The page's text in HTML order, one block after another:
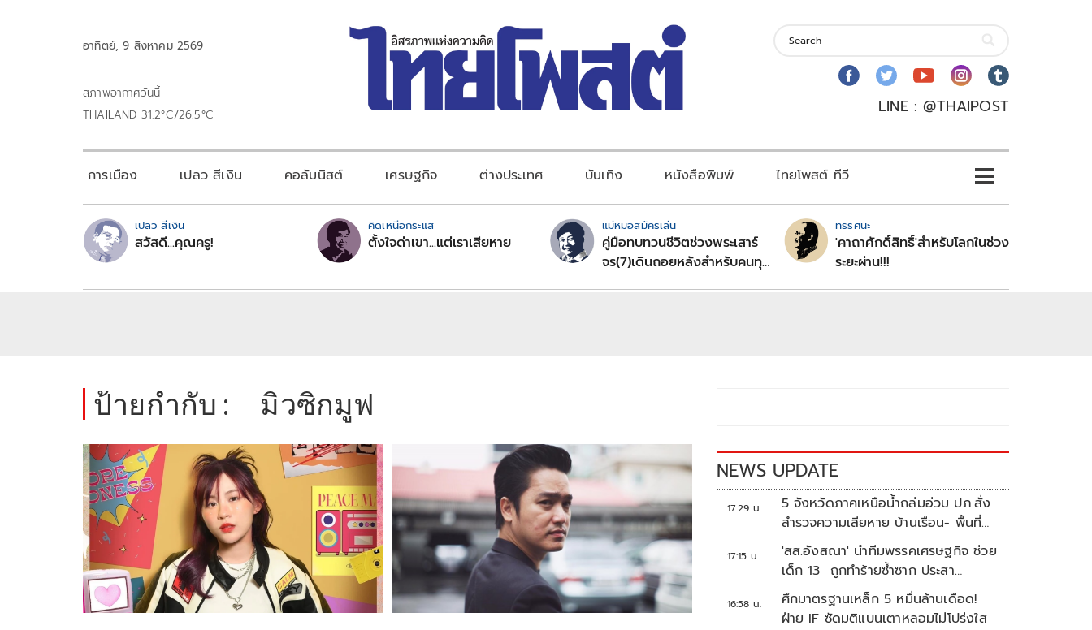
อาทิตย์, 9 สิงหาคม 2569
สภาพอากาศวันนี้
THAILAND 31.2°C/26.5°C
LINE : @THAIPOST
การเมือง เปลว สีเงิน คอลัมนิสต์ เศรษฐกิจ ต่างประเทศ บันเทิง หนังสือพิมพ์ ไทยโพสต์ ทีวี
เปลว สีเงิน
สวัสดี...คุณครู!
คิดเหนือกระแส
ตั้งใจด่าเขา...แต่เราเสียหาย
แม่หมอสมัครเล่น
คู่มือทบทวนชีวิตช่วงพระเสาร์
จร(7)เดินถอยหลังสำหรับคนทุก
ทรรศนะ
'คาถาศักดิ์สิทธิ์'สำหรับโลกในช่วง
ระยะผ่าน!!!
ป้ายกำกับ : มิวซิกมูฟ
NEWS UPDATE
17:29 น.
5 จังหวัดภาคเหนือน้ำถล่มอ่วม ปภ.สั่ง
สำรวจความเสียหาย บ้านเรือน- พื้นที่
เกษตร
17:15 น.
'สส.อังสณา' นำทีมพรรคเศรษฐกิจ ช่วย
เด็ก 13 ถูกทำร้ายซ้ำซาก ประสา
นพม.เข้าคุ้มครอง
16:58 น.
ศึกมาตรฐานเหล็ก 5 หมื่นล้านเดือด!
ฝ่าย IF ซัดมติแบนเตาหลอมไม่โปร่งใส